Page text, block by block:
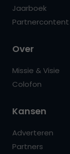
Jaarboek
Partnercontent
Over
Missie & Visie
Colofon
Kansen
Adverteren
Partners